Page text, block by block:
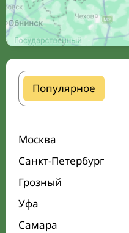
Популярное
Москва
Санкт-Петербург
Грозный
Уфа
Самара